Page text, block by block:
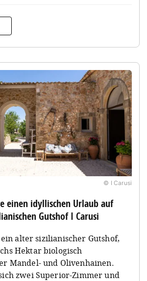
© I Carusi
einen idyllischen Urlaub auf
Gutshof I Carusi
alter sizilianischer Gutshof,
Hektar biologisch
Mandel- und Olivenhainen.
zwei Superior-Zimmer und